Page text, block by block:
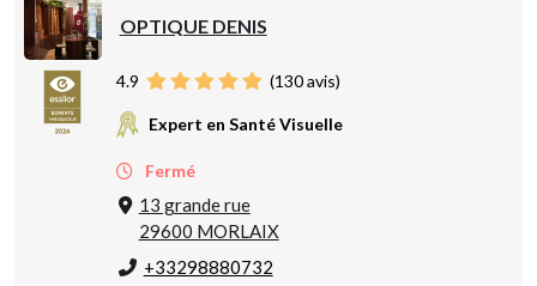
OPTIQUE DENIS
4.9 (130avis)
Expert en Santé Visuelle
Fermé
13 grande rue
29600 MORLAIX
+33298880732